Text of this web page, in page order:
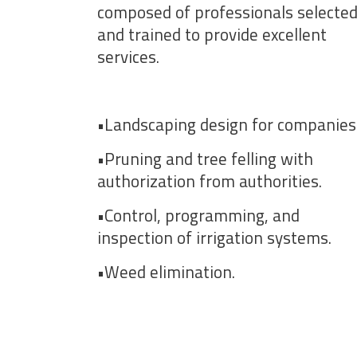
composed of professionals selected
and trained to provide excellent
services.
•Landscaping design for
•Pruning and tree felling with
authorization from authorities.
•Control, programming, and
inspection of irrigation systems.
•Weed elimination.